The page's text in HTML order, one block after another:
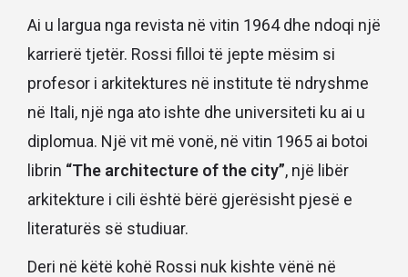
Ai u largua nga revista në vitin 1964 dhe ndoqi një
karrierë tjetër. Rossi filloi të jepte mësim si
profesor i arkitektures në institute të ndryshme
në Itali, një nga ato ishte dhe universiteti ku ai u
diplomua. Një vit më vonë, në vitin 1965 ai botoi
librin “The architecture of the city”, një libër
arkitekture i cili është bërë gjerësisht pjesë e
literaturës së studiuar.
Deri në këtë kohë Rossi nuk kishte vënë në